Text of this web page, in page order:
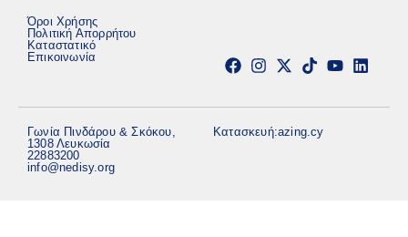
Όροι Χρήσης
Πολιτική Απορρήτου
Καταστατικό
Επικοινωνία
Γωνία Πινδάρου & Σκόκου,
1308 Λευκωσία
22883200
info@nedisy.org
Κατασκευή:azing.cy